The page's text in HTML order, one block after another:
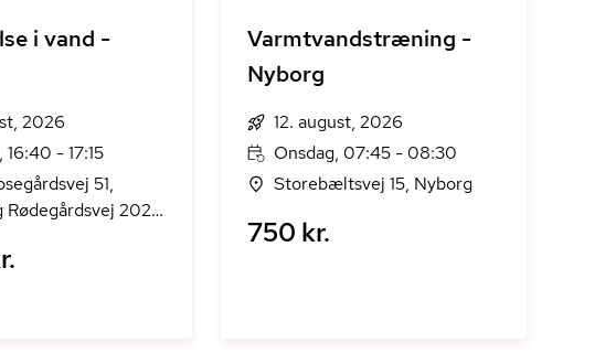
i vand -
2026
16:40 - 17:15
51,
Rødegårdsvej 202,
Varmtvandstræning -
Nyborg
12. august, 2026
Onsdag, 07:45 - 08:30
Storebæltsvej 15, Nyborg
750 kr.